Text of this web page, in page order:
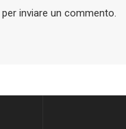
per inviare un commento.